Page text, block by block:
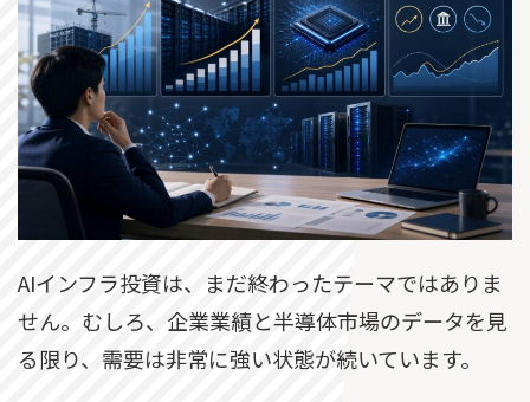
AIインフラ投資は、まだ終わったテーマではありま
せん。むしろ、企業業績と半導体市場のデータを見
る限り、需要は非常に強い状態が続いています。